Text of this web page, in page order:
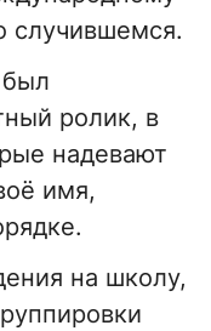
случившемся.
ролик, в
надевают
имя,
на школу,